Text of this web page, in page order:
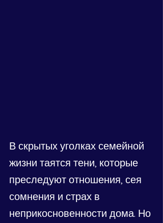
В скрытых уголках семейной
жизни таятся тени, которые
преследуют отношения, сея
сомнения и страх в
неприкосновенности дома. Но